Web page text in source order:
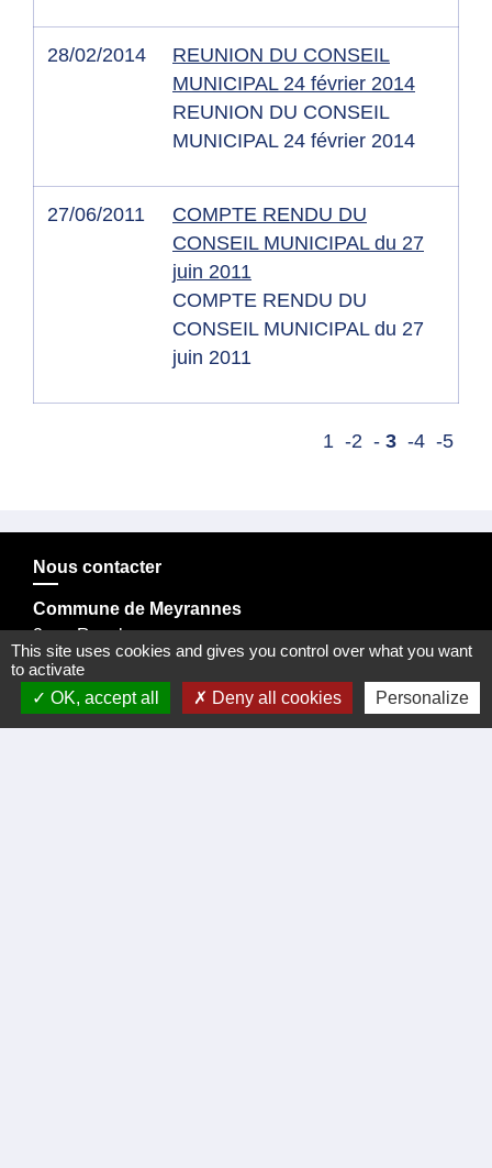
28/02/2014
REUNION DU CONSEIL
MUNICIPAL 24 février 2014
REUNION DU CONSEIL
MUNICIPAL 24 février 2014
27/06/2011
COMPTE RENDU DU
CONSEIL MUNICIPAL du 27
juin 2011
COMPTE RENDU DU
CONSEIL MUNICIPAL du 27
juin 2011
1 -2 - 3 -4 -5
Nous contacter
Commune de Meyrannes
2 rue Royal
30410 Meyrannes - FRANCE
Formulaire de contact
This site uses cookies and gives you control over what you want
to activate
OK, accept all
Deny all cookies Personalize